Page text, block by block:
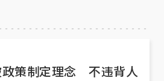
政策制定理念 不违背人